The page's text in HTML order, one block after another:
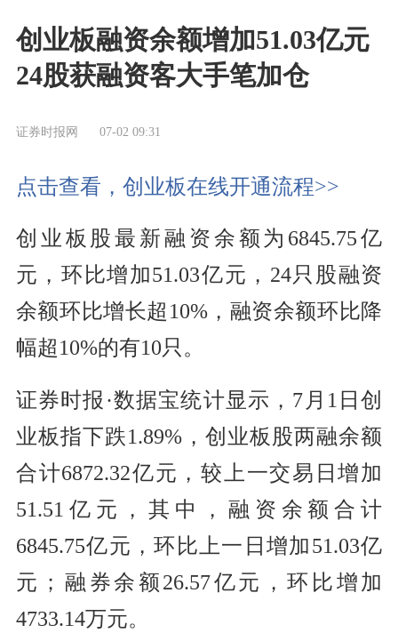
创业板融资余额增加51.03亿元
24股获融资客大手笔加仓
证券时报网 07-02 09:31
点击查看，创业板在线开通流程>>
创业板股最新融资余额为6845.75亿
元，环比增加51.03亿元，24只股融资
余额环比增长超10%，融资余额环比降
幅超10%的有10只。
证券时报·数据宝统计显示，7月1日创
业板指下跌1.89%，创业板股两融余额
合计6872.32亿元，较上一交易日增加
51.51亿元，其中，融资余额合计
6845.75亿元，环比上一日增加51.03亿
元；融券余额26.57亿元，环比增加
4733.14万元。